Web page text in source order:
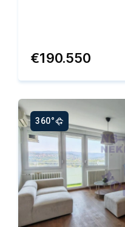
€190.550
360°